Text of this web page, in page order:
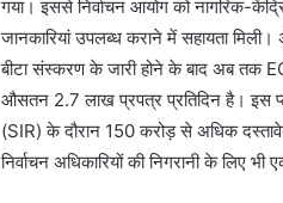
गया। इससे निर्वाचन आयोग को नागरिक-
जानकारियां उपलब्ध कराने में सहायता
बीटा संस्करण के जारी होने के बाद अब तक
औसतन 2.7 लाख प्रपत्र प्रतिदिन है। इस
(SIR) के दौरान 150 करोड़ से अधिक
निर्वाचन अधिकारियों की निगरानी के लिए